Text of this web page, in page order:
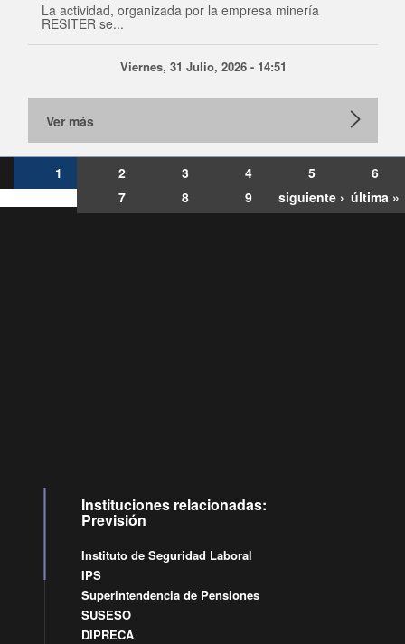
La actividad, organizada por la empresa minería
RESITER se...
Viernes, 31 Julio, 2026 - 14:51
Ver más
1 2 3 4 5
6
7
8 9 siguiente › última »
Instituciones relacionadas:
Previsión
Instituto de Seguridad Laboral
IPS
Superintendencia de Pensiones
SUSESO
DIPRECA